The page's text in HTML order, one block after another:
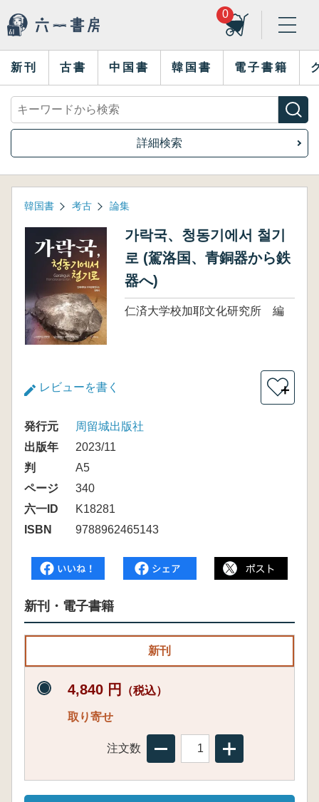
0
新刊 古書 中国書 韓国書 電子書籍
詳細検索
韓国書 考古 論集
가락국、청동기에서 철기
로 (駕洛国、青銅器から鉄
器へ)
仁済大学校加耶文化研究所 編
レビューを書く ＋
発行元
周留城出版社
出版年
2023/11
判
A5
ページ
340
六一ID
K18281
ISBN
9788962465143
新刊・電子書籍
新刊
4,840 円 （税込）
取り寄せ
注文数